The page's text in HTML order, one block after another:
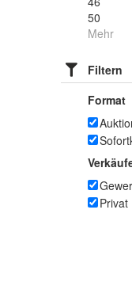
50
Mehr
Filtern
Format
Privat